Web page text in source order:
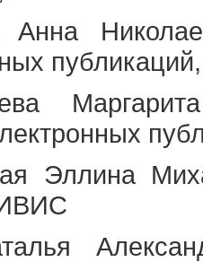
Анна
Эллина